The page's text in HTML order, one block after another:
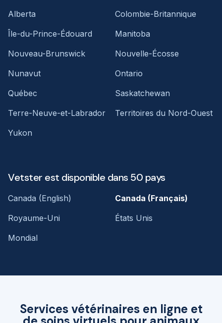
Services vétérinaires en ligne et
Alberta
Colombie-Britannique
Île-du-Prince-Édouard
Manitoba
Nouveau-Brunswick
Nouvelle-Écosse
Nunavut
Ontario
Québec
Saskatchewan
Terre-Neuve-et-Labrador
Territoires du Nord-Ouest
Yukon
Vetster est disponible dans 50 pays
Canada (English)
Canada (Français)
Royaume-Uni
États Unis
Mondial